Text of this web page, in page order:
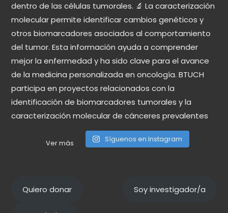
Ver más Síguenos en Instagram
Quiero donar Soy investigador/a